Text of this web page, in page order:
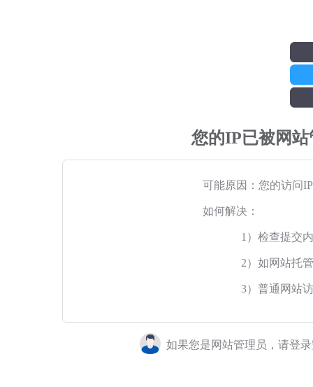
您的IP已被网
可能原因：您的访问
如何解决：
1）检查提交
2）如网站托
3）普通网站
如果您是网站管理员，请登